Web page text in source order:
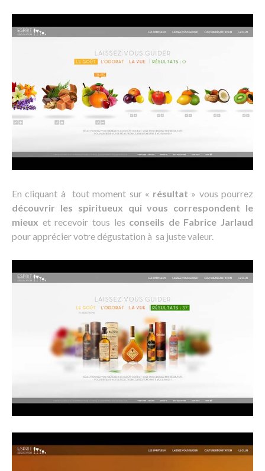
En cliquant à tout moment sur « résultat » vous pourrez
découvrir les spiritueux qui vous correspondent le
mieux et recevoir tous les conseils de Fabrice Jarlaud
pour apprécier votre dégustation à sa juste valeur.